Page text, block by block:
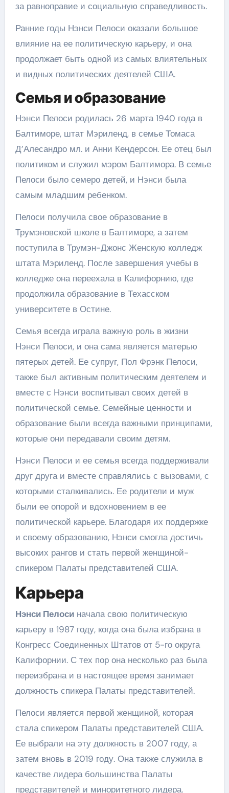
за равноправие и социальную справедливость.
Ранние годы Нэнси Пелоси оказали большое
влияние на ее политическую карьеру, и она
продолжает быть одной из самых влиятельных
и видных политических деятелей США.
Семья и образование
Нэнси Пелоси родилась 26 марта 1940 года в
Балтиморе, штат Мэриленд, в семье Томаса
Д’Алесандро мл. и Анни Кендерсон. Ее отец был
политиком и служил мэром Балтимора. В семье
Пелоси было семеро детей, и Нэнси была
самым младшим ребенком.
Пелоси получила свое образование в
Трумэновской школе в Балтиморе, а затем
поступила в Трумэн-Джонс Женскую колледж
штата Мэриленд. После завершения учебы в
колледже она переехала в Калифорнию, где
продолжила образование в Техасском
университете в Остине.
Семья всегда играла важную роль в жизни
Нэнси Пелоси, и она сама является матерью
пятерых детей. Ее супруг, Пол Фрэнк Пелоси,
также был активным политическим деятелем и
вместе с Нэнси воспитывал своих детей в
политической семье. Семейные ценности и
образование были всегда важными принципами,
которые они передавали своим детям.
Нэнси Пелоси и ее семья всегда поддерживали
друг друга и вместе справлялись с вызовами, с
которыми сталкивались. Ее родители и муж
были ее опорой и вдохновением в ее
политической карьере. Благодаря их поддержке
и своему образованию, Нэнси смогла достичь
высоких рангов и стать первой женщиной-
спикером Палаты представителей США.
Карьера
Нэнси Пелосиначала свою политическую
карьеру в 1987 году, когда она была избрана в
Конгресс Соединенных Штатов от 5-го округа
Калифорнии. С тех пор она несколько раз была
переизбрана и в настоящее время занимает
должность спикера Палаты представителей.
Пелоси является первой женщиной, которая
стала спикером Палаты представителей США.
Ее выбрали на эту должность в 2007 году, а
затем вновь в 2019 году. Она также служила в
качестве лидера большинства Палаты
представителей и миноритетного лидера.